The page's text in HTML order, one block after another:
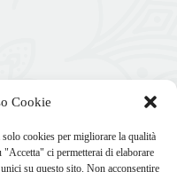
Cookie
cookies per migliorare la qualità
"Accetta" ci permetterai di elaborare
su questo sito. Non acconsentire